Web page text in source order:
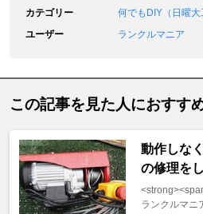
カテゴリー
何でもDIY（日曜大
ユーザー
ランクルマニア
この記事を見た人におすす
動作しな
の修理を
ランクルマニ